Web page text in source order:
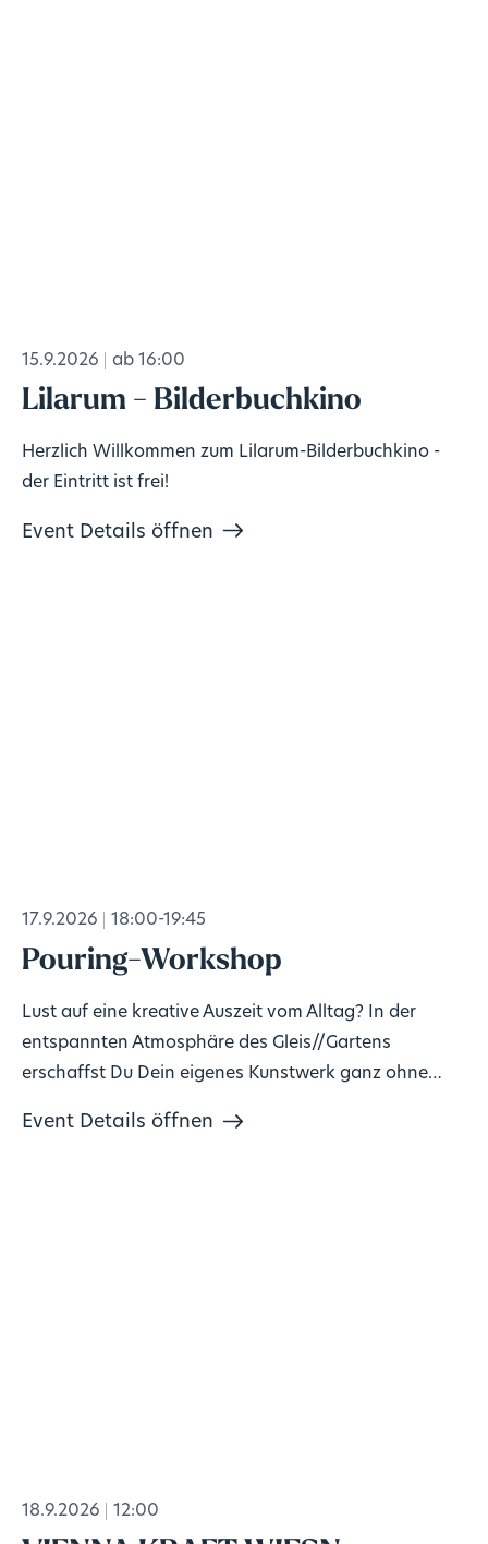
15.9.2026 ab 16:00
Lilarum - Bilderbuchkino
Herzlich Willkommen zum Lilarum-Bilderbuchkino -
der Eintritt ist frei!
Event Details öffnen
17.9.2026 18:00-19:45
Pouring-Workshop
Lust auf eine kreative Auszeit vom Alltag? In der
entspannten Atmosphäre des Gleis//Gartens
erschaffst Du Dein eigenes Kunstwerk ganz ohne
Event Details öffnen
18.9.2026 12:00